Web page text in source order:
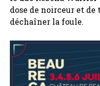
dose de noirceur et
déchaîner la foule.